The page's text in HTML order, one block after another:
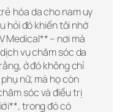
hóa da cho nam uy
hỏi đó khiến tôi nhớ
Medical** – nơi mà
vụ chăm sóc da
ở đó không chỉ
nữ, mà họ còn
sóc và điều trị
trong đó có